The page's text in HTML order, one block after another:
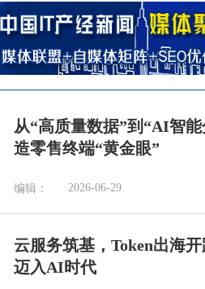
从“高质量数据”到“AI智
造零售终端“黄金眼”
编辑： 2026-06-29
云服务筑基，Token出海
迈入AI时代